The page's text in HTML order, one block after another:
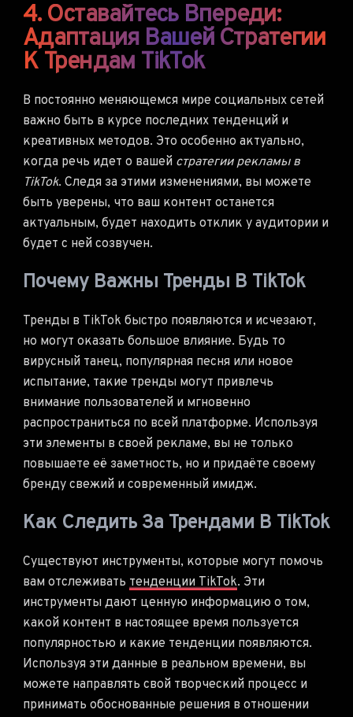
4. Оставайтесь Впереди:
Адаптация Вашей Стратегии
К Трендам TikTok
В постоянно меняющемся мире социальных сетей
важно быть в курсе последних тенденций и
креативных методов. Это особенно актуально,
когда речь идет о вашей стратегии рекламы в
TikTok. Следя за этими изменениями, вы можете
быть уверены, что ваш контент останется
актуальным, будет находить отклик у аудитории и
будет с ней созвучен.
Почему Важны Тренды В TikTok
Тренды в TikTok быстро появляются и исчезают,
но могут оказать большое влияние. Будь то
вирусный танец, популярная песня или новое
испытание, такие тренды могут привлечь
внимание пользователей и мгновенно
распространиться по всей платформе. Используя
эти элементы в своей рекламе, вы не только
повышаете её заметность, но и придаёте своему
бренду свежий и современный имидж.
Как Следить За Трендами В TikTok
Существуют инструменты, которые могут помочь
вам отслеживать тенденции TikTok. Эти
инструменты дают ценную информацию о том,
какой контент в настоящее время пользуется
популярностью и какие тенденции появляются.
Используя эти данные в реальном времени, вы
можете направлять свой творческий процесс и
принимать обоснованные решения в отношении